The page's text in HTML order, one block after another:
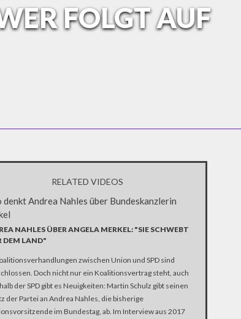
FOLGT AUF
RELATED VIDEOS
NAHLES ÜBER ANGELA MERKEL: "SIE SCHWEBT
DEM LAND"
zwischen Union und SPD sind
Doch nicht nur ein Koalitionsvertrag steht, auch
der SPD gibt es Neuigkeiten: Martin Schulz gibt seinen
der Partei an Andrea Nahles, die bisherige
im Bundestag, ab. Im Interview aus 2017